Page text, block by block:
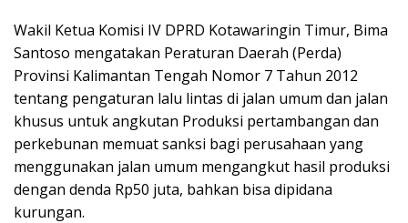
Wakil Ketua Komisi IV DPRD Kotawaringin Timur, Bima
Santoso mengatakan Peraturan Daerah (Perda)
Provinsi Kalimantan Tengah Nomor 7 Tahun 2012
tentang pengaturan lalu lintas di jalan umum dan jalan
khusus untuk angkutan Produksi pertambangan dan
perkebunan memuat sanksi bagi perusahaan yang
menggunakan jalan umum mengangkut hasil produksi
dengan denda Rp50 juta, bahkan bisa dipidana
kurungan.